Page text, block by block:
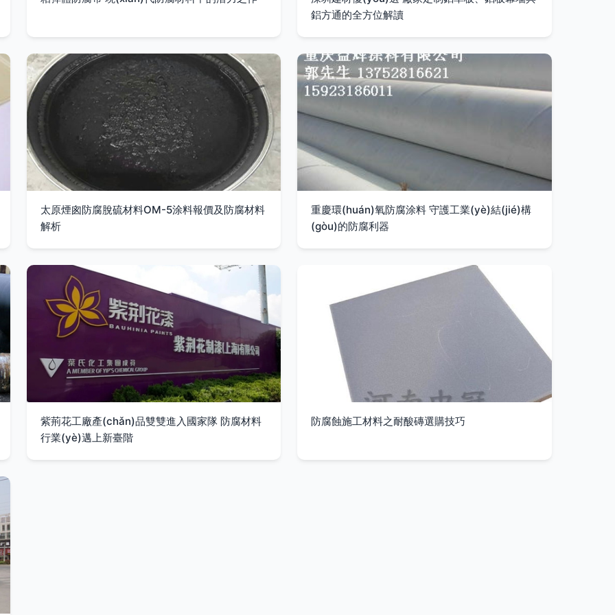
鋁方通的全方位解讀
太原煙囪防腐脫硫材料OM-5涂料報價及防腐材料
解析
重慶環(huán)氧防腐涂料 守護工業(yè)結(jié)構
(gòu)的防腐利器
紫荊花工廠產(chǎn)品雙雙進入國家隊 防腐材料
行業(yè)邁上新臺階
防腐蝕施工材料之耐酸磚選購技巧